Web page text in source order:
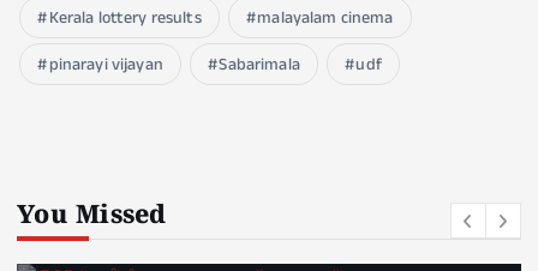
Kerala lottery results
malayalam cinema
pinarayi vijayan
Sabarimala udf
You Missed